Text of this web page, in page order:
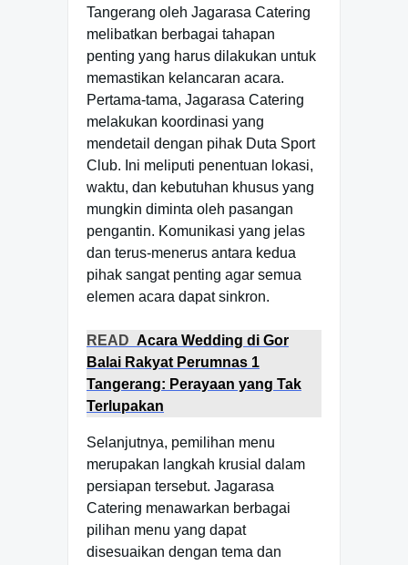
Tangerang oleh Jagarasa Catering
melibatkan berbagai tahapan
penting yang harus dilakukan untuk
memastikan kelancaran acara.
Pertama-tama, Jagarasa Catering
melakukan koordinasi yang
mendetail dengan pihak Duta Sport
Club. Ini meliputi penentuan lokasi,
waktu, dan kebutuhan khusus yang
mungkin diminta oleh pasangan
pengantin. Komunikasi yang jelas
dan terus-menerus antara kedua
pihak sangat penting agar semua
elemen acara dapat sinkron.
READ Acara Wedding di Gor
Balai Rakyat Perumnas 1
Tangerang: Perayaan yang Tak
Terlupakan
Selanjutnya, pemilihan menu
merupakan langkah krusial dalam
persiapan tersebut. Jagarasa
Catering menawarkan berbagai
pilihan menu yang dapat
disesuaikan dengan tema dan